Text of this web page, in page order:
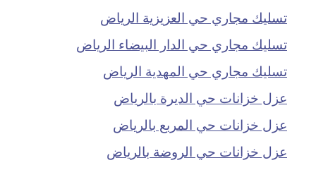
تسليك مجاري حي العزيزية الرياض
تسليك مجاري حي الدار البيضاء الرياض
تسليك مجاري حي المهدية الرياض
عزل خزانات حي الديرة بالرياض
عزل خزانات حي المربع بالرياض
عزل خزانات حي الروضة بالرياض